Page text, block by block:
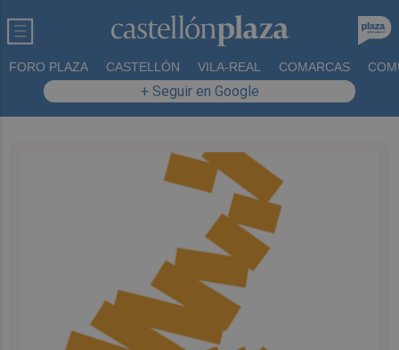
FORO PLAZA CASTELLÓN VILA-REAL COMARCAS
+ Seguir en Google